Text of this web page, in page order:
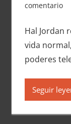
comentario
Hal Jordan
vida
poderes
Seguir